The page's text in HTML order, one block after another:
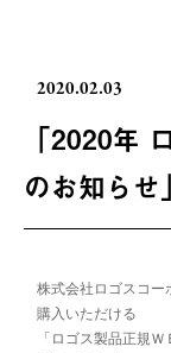
2020.02.03
「2020年
のお知らせ
株式会社ロゴスコー
購入いただける
「ロゴス製品正規